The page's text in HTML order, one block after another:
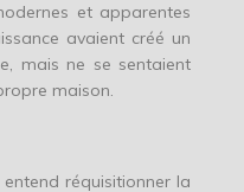
et apparentes
avaient créé un
mais ne se sentaient
maison.
réquisitionner la